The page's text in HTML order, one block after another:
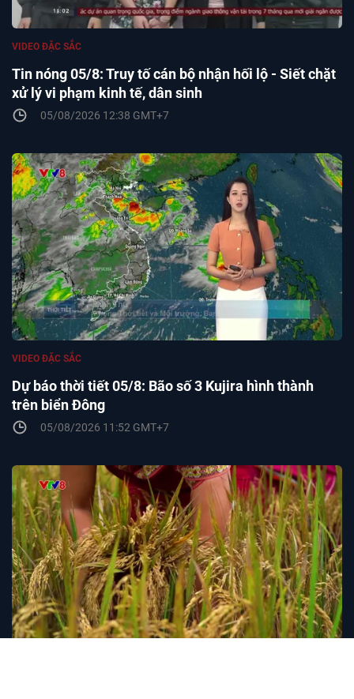
Tin nóng 05/8: Truy tố cán bộ nhận hối lộ - Siết chặt
xử lý vi phạm kinh tế, dân sinh
VIDEO ĐẶC SẮC
05/08/2026 12:38 GMT+7
Dự báo thời tiết 05/8: Bão số 3 Kujira hình thành
trên biển Đông
VIDEO ĐẶC SẮC
05/08/2026 11:52 GMT+7